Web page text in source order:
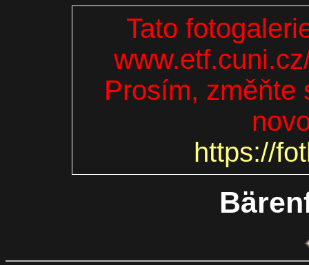
Tato
Prosím, změňte
https://